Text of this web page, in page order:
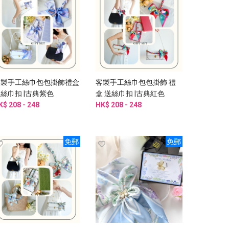
手工絲巾包包掛飾禮盒
巾扣 |古典紫色
208 - 248
客製手工絲巾包包掛飾 禮
盒 送絲巾扣 |古典紅色
HK$ 208 - 248
免郵 免郵